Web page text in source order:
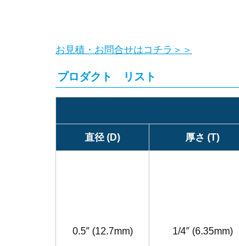
お見積・お問合せはコチラ＞＞
プロダクト リスト
直径 (D) 厚さ (T)
0.5″ (12.7mm) 1/4″ (6.35mm)